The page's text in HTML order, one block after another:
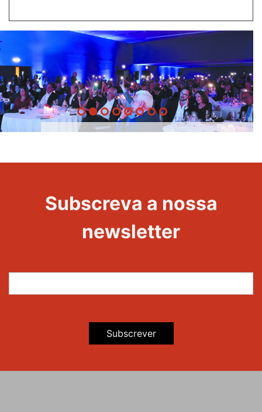
Evento
Maravilhas
Subscreva a nossa
newsletter
Subscrever